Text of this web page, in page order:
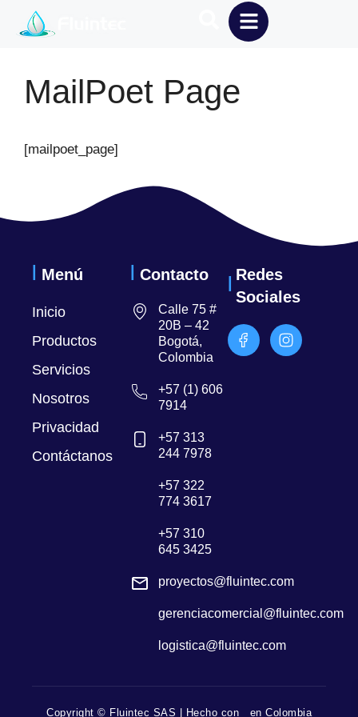
MailPoet Page
[mailpoet_page]
Menú
Inicio
Productos
Servicios
Nosotros
Privacidad
Contáctanos
Contacto
Calle 75 #
20B – 42
Bogotá,
Colombia
+57 (1) 606
7914
+57 313
244 7978
+57 322
774 3617
+57 310
645 3425
proyectos@fluintec.com
gerenciacomercial@fluintec.com
logistica@fluintec.com
Redes
Sociales
Copyright © Fluintec SAS | Hecho con en Colombia